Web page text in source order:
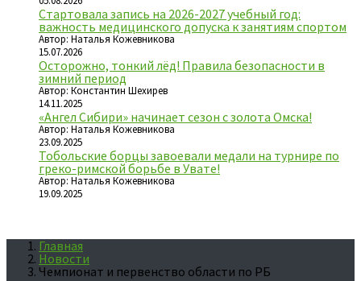
Стартовала запись на 2026-2027 учебный год:
важность медицинского допуска к занятиям спортом
Автор: Наталья Кожевникова
15.07.2026
Осторожно, тонкий лёд! Правила безопасности в
зимний период
Автор: Константин Шехирев
14.11.2025
«Ангел Сибири» начинает сезон с золота Омска!
Автор: Наталья Кожевникова
23.09.2025
Тобольские борцы завоевали медали на турнире по
греко-римской борьбе в Увате!
Автор: Наталья Кожевникова
19.09.2025
Главная
Новости
Чемпионат и первенство области по РБ